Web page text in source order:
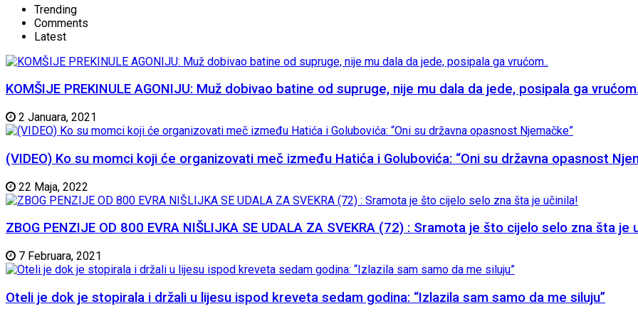
Trending
Comments
Latest
KOMŠIJE PREKINULE AGONIJU: Muž dobivao batine od supruge, nije mu dala da jede, posipala ga
2 Januara, 2021
(VIDEO) Ko su momci koji će organizovati meč između Hatića i Golubovića: “Oni su državna opasnost
22 Maja, 2022
ZBOG PENZIJE OD 800 EVRA NIŠLIJKA SE UDALA ZA SVEKRA (72) : Sramota je što cijelo selo zna šta je
7 Februara, 2021
Oteli je dok je stopirala i držali u lijesu ispod kreveta sedam godina: “Izlazila sam samo da me siluju”